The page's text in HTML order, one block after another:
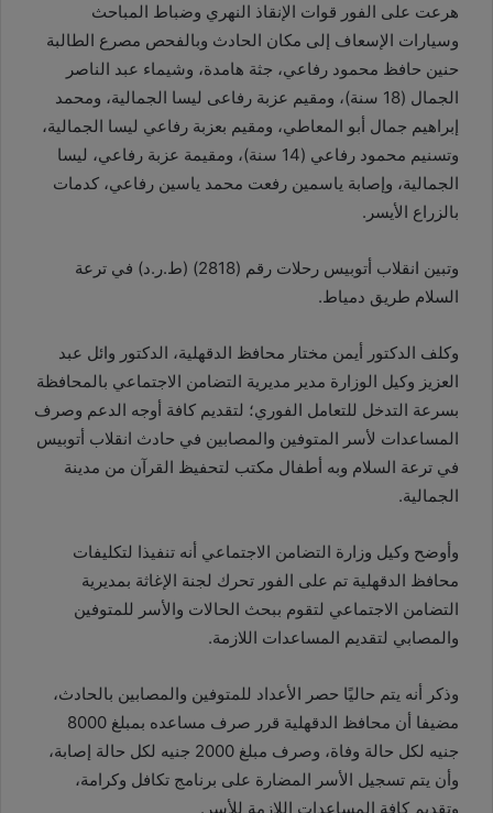
هرعت على الفور قوات الإنقاذ النهري وضباط المباحث
وسيارات الإسعاف إلى مكان الحادث وبالفحص مصرع الطالبة
حنين حافظ محمود رفاعي، جثة هامدة، وشيماء عبد الناصر
الجمال (18 سنة)، ومقيم عزبة رفاعى ليسا الجمالية، ومحمد
إبراهيم جمال أبو المعاطي، ومقيم بعزبة رفاعي ليسا الجمالية،
وتسنيم محمود رفاعي (14 سنة)، ومقيمة عزبة رفاعي، ليسا
الجمالية، وإصابة ياسمين رفعت محمد ياسين رفاعي، كدمات
بالزراع الأيسر.
وتبين انقلاب أتوبيس رحلات رقم (2818) (ط.ر.د) في ترعة
السلام طريق دمياط.
وكلف الدكتور أيمن مختار محافظ الدقهلية، الدكتور وائل عبد
العزيز وكيل الوزارة مدير مديرية التضامن الاجتماعي بالمحافظة
بسرعة التدخل للتعامل الفوري؛ لتقديم كافة أوجه الدعم وصرف
المساعدات لأسر المتوفين والمصابين في حادث انقلاب أتوبيس
في ترعة السلام وبه أطفال مكتب لتحفيظ القرآن من مدينة
الجمالية.
وأوضح وكيل وزارة التضامن الاجتماعي أنه تنفيذا لتكليفات
محافظ الدقهلية تم على الفور تحرك لجنة الإغاثة بمديرية
التضامن الاجتماعي لتقوم ببحث الحالات والأسر للمتوفين
والمصابي لتقديم المساعدات اللازمة.
وذكر أنه يتم حاليًا حصر الأعداد للمتوفين والمصابين بالحادث،
مضيفا أن محافظ الدقهلية قرر صرف مساعده بمبلغ 8000
جنيه لكل حالة وفاة، وصرف مبلغ 2000 جنيه لكل حالة إصابة،
وأن يتم تسجيل الأسر المضارة على برنامج تكافل وكرامة،
وتقديم كافة المساعدات اللازمة للأسر.